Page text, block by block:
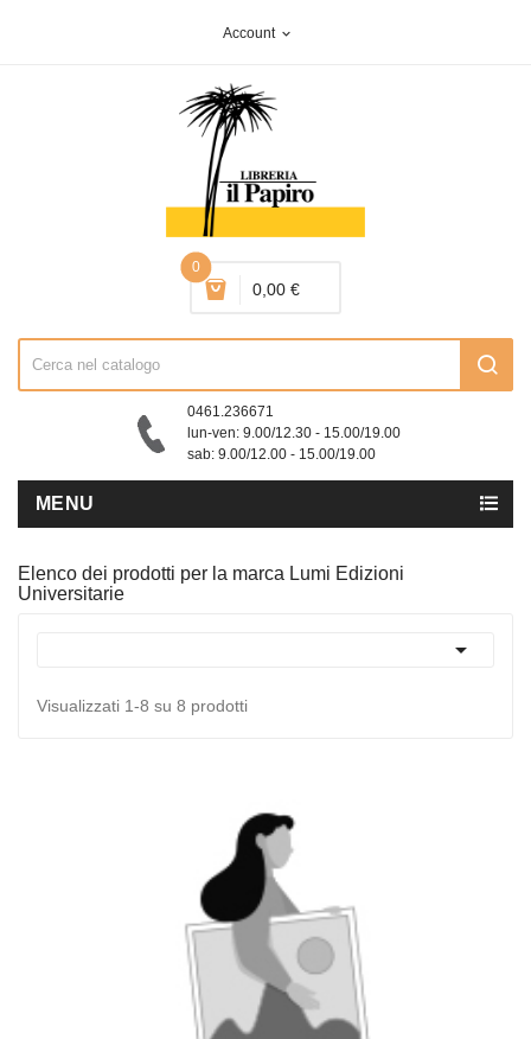
Account expand_more
0
0,00 €
0461.236671
lun-ven: 9.00/12.30 - 15.00/19.00
sab: 9.00/12.00 - 15.00/19.00
MENU
Elenco dei prodotti per la marca Lumi Edizioni
Universitarie

Visualizzati 1-8 su 8 prodotti